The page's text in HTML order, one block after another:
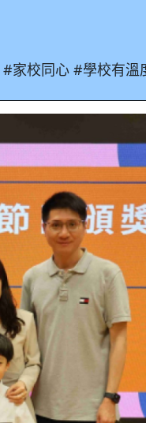
#家校同心 #學校有溫